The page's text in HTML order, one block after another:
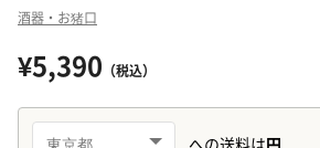
酒器・お猪口
¥5,390 （税込）